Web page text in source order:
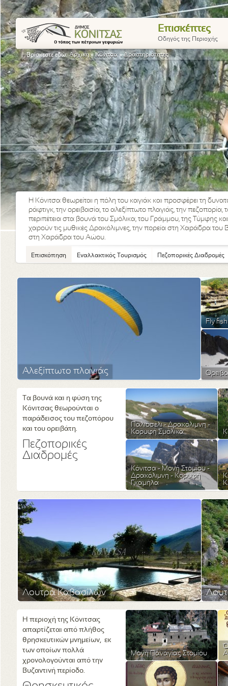
Επισκέπτες
Οδηγός της Περιοχής
Βρίσκεστε εδώ:Αρχική»Κόνιτσα»Δραστηριότητες
Η Κόνιτσα θεωρείται η πόλη του καγιάκ και προσφέρει τη
ράφτιγκ, την ορειβασία, το αλεξίπτωτο πλαγιάς, την
περιπέτεια στα βουνά του Σμόλικα, του Γράμμου, της Τύμφης
χαρούν τις μυθικές Δρακόλιμνες, την πορεία στη Χαράδρα
στη Χαράδρα του Αώου.
Επισκόπηση Εναλλακτικός Τουρισμός Πεζοπορικές Διαδρομές
Αλεξίπτωτο πλαγιάς
Fly
Παλιοσέλι - Δρακόλιμνη -
Κορυφή Σμόλικα
Κόνιτσα - Μονή Στομίου -
Δρακόλιμνη - Κορυφή
Γκαμήλα
Τα βουνά και η φύση της
Κόνιτσας θεωρούνται ο
παράδεισος του πεζοπόρου
και του ορειβάτη.
Πεζοπορικές
Διαδρομές
Λουτρά Καβασίλων
Μονή Παναγίας Στομίου
Η περιοχή της Κόνιτσας
απαρτίζεται από πλήθος
θρησκευτικών μνημείων, εκ
των οποίων πολλά
χρονολογούνται από την
Βυζαντινή περίοδο.